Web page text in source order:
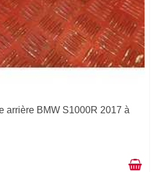
arrière BMW S1000R 2017 à